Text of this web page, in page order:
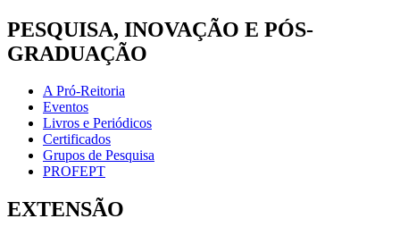
PESQUISA, INOVAÇÃO E PÓS-
GRADUAÇÃO
A Pró-Reitoria
Eventos
Livros e Periódicos
Certificados
Grupos de Pesquisa
PROFEPT
EXTENSÃO